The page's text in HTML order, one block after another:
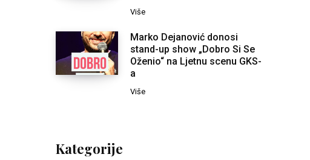
Više
Marko Dejanović donosi
stand-up show „Dobro Si Se
Oženio“ na Ljetnu scenu GKS-
a
Više
Kategorije